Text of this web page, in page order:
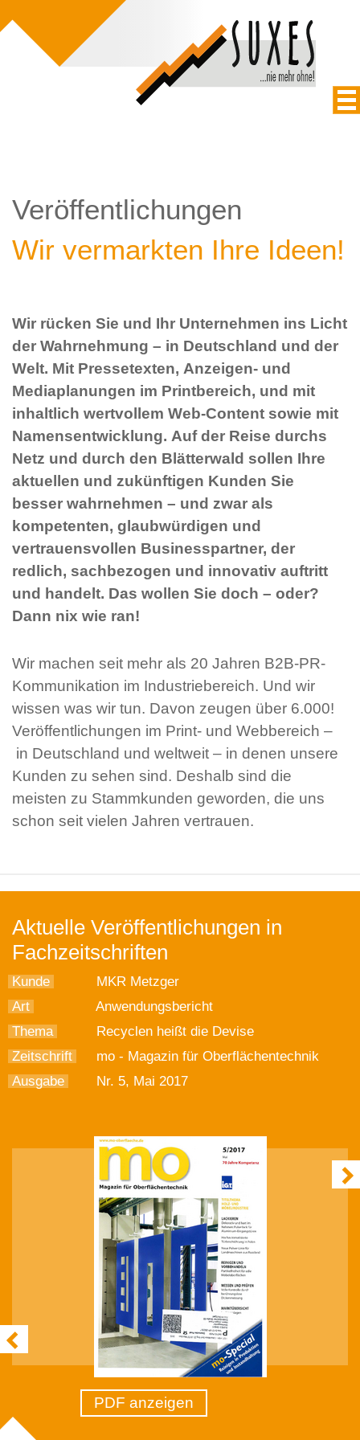
Veröffentlichungen
Wir vermarkten Ihre Ideen!
Wir rücken Sie und Ihr Unternehmen ins Licht
der Wahrnehmung – in Deutschland und der
Welt. Mit Pressetexten, Anzeigen- und
Mediaplanungen im Printbereich, und mit
inhaltlich wertvollem Web-Content sowie mit
Namensentwicklung. Auf der Reise durchs
Netz und durch den Blätterwald sollen Ihre
aktuellen und zukünftigen Kunden Sie
besser wahrnehmen – und zwar als
kompetenten, glaubwürdigen und
vertrauensvollen Businesspartner, der
redlich, sachbezogen und innovativ auftritt
und handelt. Das wollen Sie doch – oder?
Dann nix wie ran!
Wir machen seit mehr als 20 Jahren B2B-PR-
Kommunikation im Industriebereich. Und wir
wissen was wir tun. Davon zeugen über 6.000!
Veröffentlichungen im Print- und Webbereich –
in Deutschland und weltweit – in denen unsere
Kunden zu sehen sind. Deshalb sind die
meisten zu Stammkunden geworden, die uns
schon seit vielen Jahren vertrauen.
Aktuelle Veröffentlichungen in
Fachzeitschriften
Kunde
MKR Metzger
Art
Anwendungsbericht
Thema
Recyclen heißt die Devise
Zeitschrift
mo - Magazin für Oberflächentechnik
Ausgabe
Nr. 5, Mai 2017
PDF anzeigen